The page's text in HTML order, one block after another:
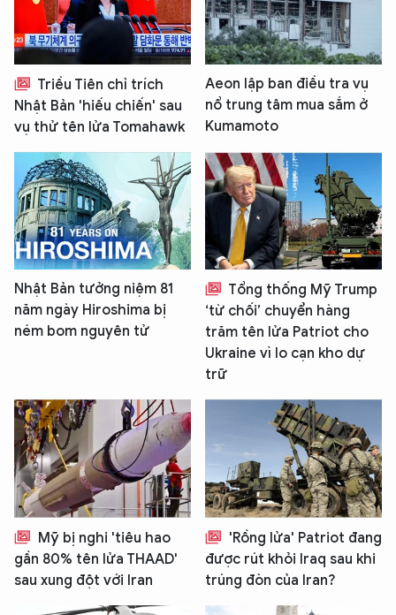
Triều Tiên chỉ trích
Nhật Bản 'hiếu chiến' sau
vụ thử tên lửa Tomahawk
Aeon lập ban điều tra vụ
nổ trung tâm mua sắm ở
Kumamoto
Nhật Bản tưởng niệm 81
năm ngày Hiroshima bị
ném bom nguyên tử
Tổng thống Mỹ Trump
‘từ chối’ chuyển hàng
trăm tên lửa Patriot cho
Ukraine vì lo cạn kho dự
trữ
Mỹ bị nghi 'tiêu hao
gần 80% tên lửa THAAD'
sau xung đột với Iran
'Rồng lửa' Patriot đang
được rút khỏi Iraq sau khi
trúng đòn của Iran?